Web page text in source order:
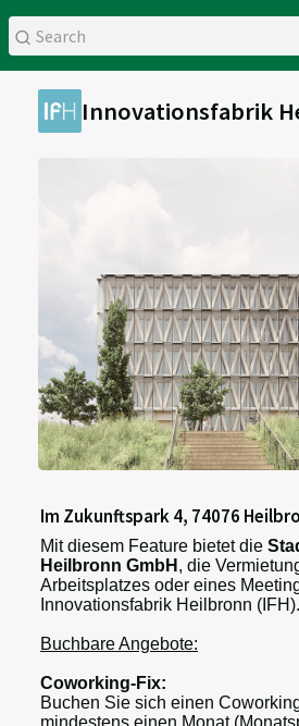
Innovationsfabrik
Im Zukunftspark 4, 74076
Mit diesem Feature bietet die
Heilbronn GmbH , die
Arbeitsplatzes oder eines
Innovationsfabrik Heilbronn (IFH).
Buchbare Angebote:
Coworking-Fix:
Buchen Sie sich einen
mindestens einen Monat